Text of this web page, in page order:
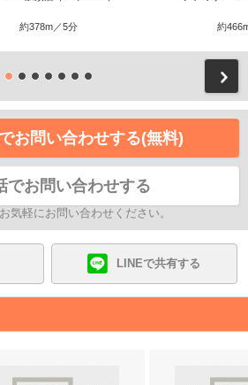
約378m／5分 約
お問い合わせする(無料)
でお問い合わせする
気軽にお問い合わせください。
LINEで共有する